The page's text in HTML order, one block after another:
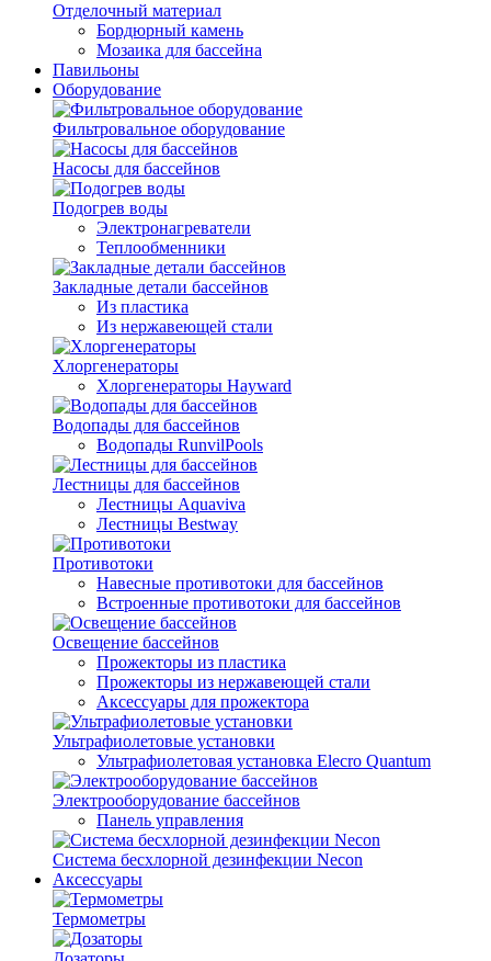
Отделочный материал
Бордюрный камень
Мозаика для бассейна
Павильоны
Оборудование
Фильтровальное оборудование
Насосы для бассейнов
Подогрев воды
Электронагреватели
Теплообменники
Закладные детали бассейнов
Из пластика
Из нержавеющей стали
Хлоргенераторы
Хлоргенераторы Hayward
Водопады для бассейнов
Водопады RunvilPools
Лестницы для бассейнов
Лестницы Aquaviva
Лестницы Bestway
Противотоки
Навесные противотоки для бассейнов
Встроенные противотоки для бассейнов
Освещение бассейнов
Прожекторы из пластика
Прожекторы из нержавеющей стали
Аксессуары для прожектора
Ультрафиолетовые установки
Ультрафиолетовая установка Elecro Quantum
Электрооборудование бассейнов
Панель управления
Система бесхлорной дезинфекции Necon
Аксессуары
Термометры